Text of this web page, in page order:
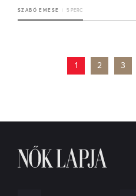
SZABÓ EMESE 5 PERC
1 2 3